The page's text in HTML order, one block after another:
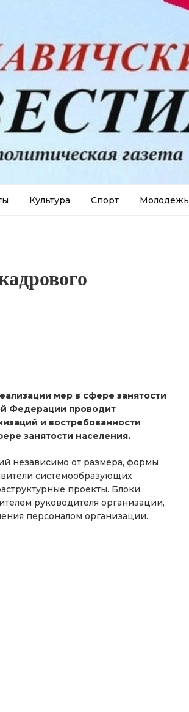
Культура Спорт Молодежь
мер в сфере занятости
Федерации проводит
и востребованности
занятости населения.
независимо от размера, формы
системообразующих
проекты. Блоки,
руководителя организации,
персоналом организации.